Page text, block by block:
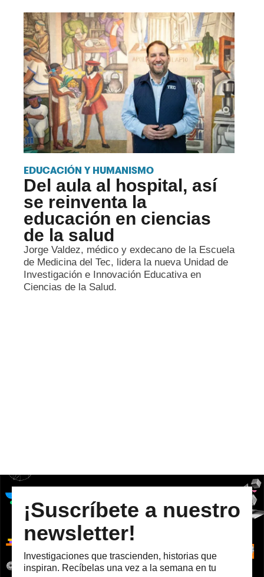
EDUCACIÓN Y HUMANISMO
Del aula al hospital, así
se reinventa la
educación en ciencias
de la salud
Jorge Valdez, médico y exdecano de la Escuela
de Medicina del Tec, lidera la nueva Unidad de
Investigación e Innovación Educativa en
Ciencias de la Salud.
¡Suscríbete a nuestro
newsletter!
Investigaciones que trascienden, historias que
inspiran. Recíbelas una vez a la semana en tu